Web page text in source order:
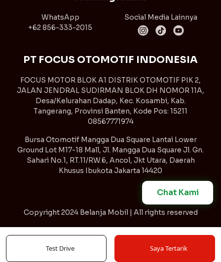
Chat Kami
Test Drive Saya Tertarik
WhatsApp
+62 856-333-2015
Social Media Lainnya
PT FOCUS OTOMOTIF INDONESIA
FOCUS MOTOR BLOK A1 DISTRIK OTOMOTIF PIK 2,
JALAN JENDRAL SUDIRMAN BLOK DH NOMOR 11A,
Desa/Kelurahan Dadap, Kec. Kosambi, Kab.
Tangerang, Provinsi Banten, Kode Pos: 15211
08567771974
Bursa Otomotif Mangga Dua Square Lantai Lower
Ground Lot M17-18 Mall, Jl. Mangga Dua Square Jl. Gn.
Sahari No.1, RT.11/RW.6, Ancol, Jkt Utara, Daerah
Khusus Ibukota Jakarta 14420
Copyright2024 Belanja Mobil | All rights reserved
Kebijakan Privasi